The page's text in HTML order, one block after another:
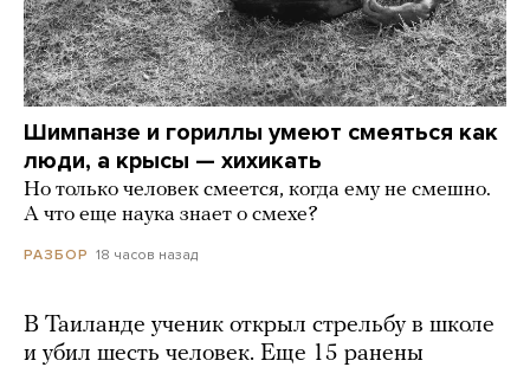
Шимпанзе и гориллы умеют смеяться как
люди, а крысы — хихикать
Но только человек смеется, когда ему не смешно.
А что еще наука знает о смехе?
РАЗБОР 18 часов назад
В Таиланде ученик открыл стрельбу в школе
и убил шесть человек. Еще 15 ранены